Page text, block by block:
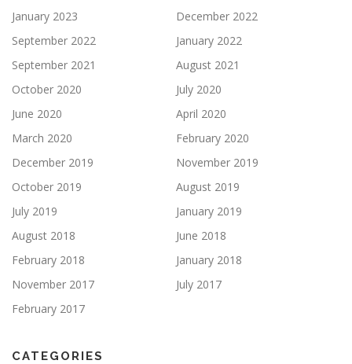
January 2023
December 2022
September 2022
January 2022
September 2021
August 2021
October 2020
July 2020
June 2020
April 2020
March 2020
February 2020
December 2019
November 2019
October 2019
August 2019
July 2019
January 2019
August 2018
June 2018
February 2018
January 2018
November 2017
July 2017
February 2017
CATEGORIES